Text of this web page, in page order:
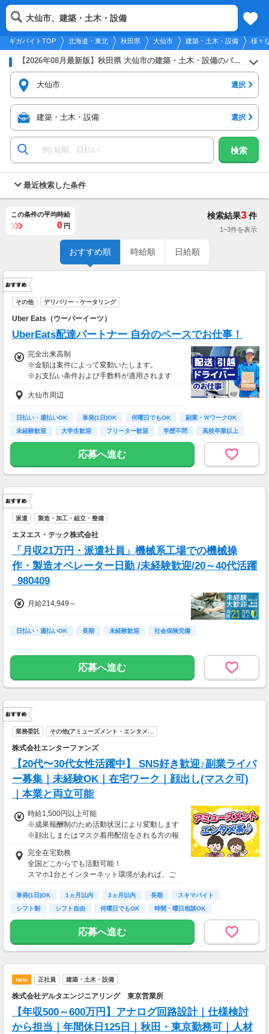
2026年8月9日更新
北海道・東北
メニュー
ギガバイトTOP 北海道・東北 秋田県 大仙市 建築・土木・設備 様々
大仙市、建築・土木・設備
【2026年08月最新版】秋田県 大仙市の建築・土木・設備のバイト・アルバイト・パートの求人募集情報
大仙市 選択
建築・土木・設備 選択
検索
最近検索した条件
この条件の平均時給
0 円
検索結果3件
1~3件を表示
おすすめ順 時給順 日給順
その他 デリバリー・ケータリング
Uber Eats（ウーバーイーツ）
UberEats配達パートナー 自分のペースでお仕事！
完全出来高制
※金額は案件によって変動いたします。
※お支払い条件および手数料が適用されます
大仙市周辺
日払い・週払いOK 単発(1日)OK 何曜日でもOK
副業・ＷワークOK
未経験歓迎
大学生歓迎 フリーター歓迎 学歴不問 高校卒業以上
応募へ進む
派遣 製造・加工・組立・整備
エヌエス・テック株式会社
「月収21万円・派遣社員」機械系工場での機械操
作・製造オペレーター日勤 /未経験歓迎/20～40代活躍
_980409
月給214,949～
日払い・週払いOK 長期 未経験歓迎 社会保険完備
応募へ進む
業務委託 その他(アミューズメント・エンタメ…
株式会社エンターファンズ
【20代〜30代女性活躍中】 SNS好き歓迎♪副業ライバ
ー募集｜未経験OK｜在宅ワーク｜顔出し(マスク可)
｜本業と両立可能
時給1,500円以上可能
※成果報酬制のため活動状況により変動します
※顔出しまたはマスク着用配信をされる方の報
酬基準となります
【収入例】
■事務職Aさん（週3日・月50時間程度）
月収8万円～15万円
月収15万円～25万円
■主婦Cさん（月100時間程度）
月収20万円以上
現在活躍中のライバーの多くは会社員や主婦の
方。
本業や家庭と両立しながら副業として活動され
ています。
完全在宅勤務
全国どこからでも活動可能！
スマホ1台とインターネット環境があれば、ご
自宅からスタートできます。
通勤時間ゼロだから、本業やプライベートとの
両立もラクラク♪
単発(1日)OK 1ヵ月以内 3ヵ月以内 長期
スキマバイト
シフト制
シフト自由 何曜日でもOK 時間・曜日相談OK
応募へ進む
new 正社員 建築・土木・設備
株式会社デルタエンジニアリング 東京営業所
【年収500～600万円】アナログ回路設計｜仕様検討
から担当｜年間休日125日｜秋田・東京勤務可｜人材